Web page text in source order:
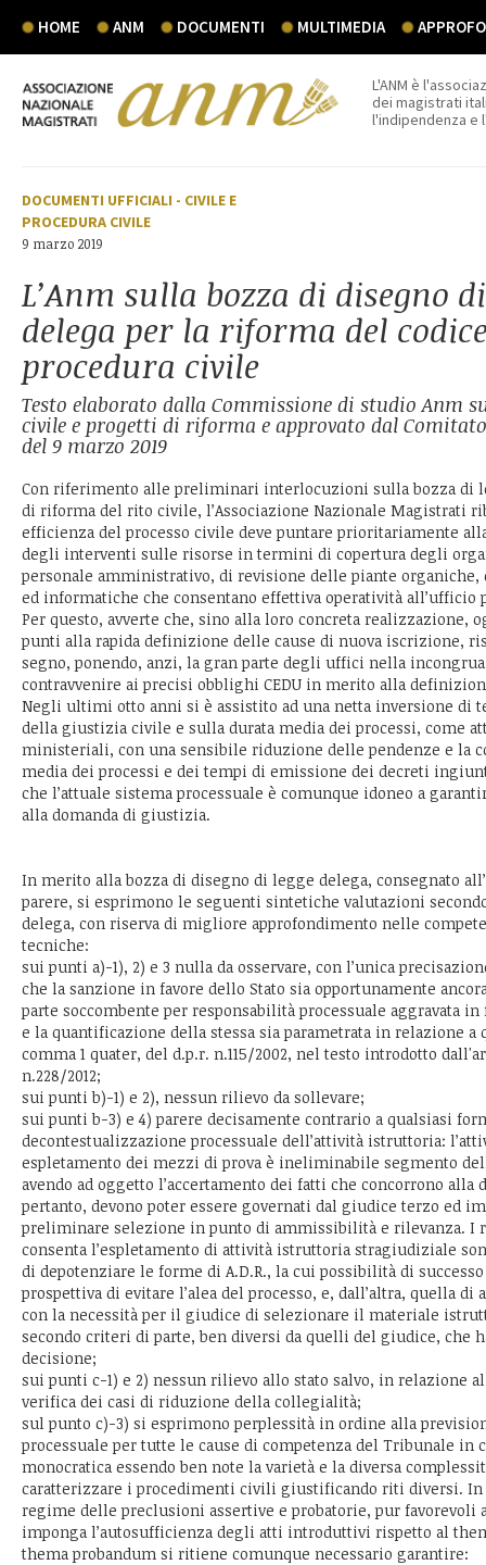
HOME ANM DOCUMENTI MULTIMEDIA
L'ANM è
dei magistrati
l'indipendenza e
DOCUMENTI UFFICIALI - CIVILE E
PROCEDURA CIVILE
9 marzo 2019
L’Anm sulla bozza di disegno
delega per la riforma del
procedura civile
Testo elaborato dalla Commissione di studio Anm
civile e progetti di riforma e approvato dal
del 9 marzo 2019
Con riferimento alle preliminari interlocuzioni sulla bozza di
di riforma del rito civile, l’Associazione Nazionale Magistrati
efficienza del processo civile deve puntare prioritariamente
degli interventi sulle risorse in termini di copertura degli
personale amministrativo, di revisione delle piante
ed informatiche che consentano effettiva operatività all’ufficio
Per questo, avverte che, sino alla loro concreta realizzazione,
punti alla rapida definizione delle cause di nuova iscrizione,
segno, ponendo, anzi, la gran parte degli uffici nella
contravvenire ai precisi obblighi CEDU in merito alla
Negli ultimi otto anni si è assistito ad una netta inversione di
della giustizia civile e sulla durata media dei processi, come
ministeriali, con una sensibile riduzione delle pendenze e la
media dei processi e dei tempi di emissione dei decreti
che l’attuale sistema processuale è comunque idoneo a
alla domanda di giustizia.
In merito alla bozza di disegno di legge delega, consegnato
parere, si esprimono le seguenti sintetiche valutazioni
delega, con riserva di migliore approfondimento nelle
tecniche:
sui punti a)-1), 2) e 3 nulla da osservare, con l’unica
che la sanzione in favore dello Stato sia opportunamente
parte soccombente per responsabilità processuale aggravata
e la quantificazione della stessa sia parametrata in relazione a
comma 1 quater, del d.p.r. n.115/2002, nel testo introdotto
n.228/2012;
sui punti b)-1) e 2), nessun rilievo da sollevare;
sui punti b-3) e 4) parere decisamente contrario a qualsiasi
decontestualizzazione processuale dell’attività istruttoria:
espletamento dei mezzi di prova è ineliminabile segmento
avendo ad oggetto l’accertamento dei fatti che concorrono alla
pertanto, devono poter essere governati dal giudice terzo ed
preliminare selezione in punto di ammissibilità e rilevanza. I
consenta l’espletamento di attività istruttoria stragiudiziale
di depotenziare le forme di A.D.R., la cui possibilità di
prospettiva di evitare l’alea del processo, e, dall’altra, quella di
con la necessità per il giudice di selezionare il materiale
secondo criteri di parte, ben diversi da quelli del giudice, che
decisione;
sui punti c-1) e 2) nessun rilievo allo stato salvo, in relazione
verifica dei casi di riduzione della collegialità;
sul punto c)-3) si esprimono perplessità in ordine alla
processuale per tutte le cause di competenza del Tribunale in
monocratica essendo ben note la varietà e la diversa
caratterizzare i procedimenti civili giustificando riti diversi. In
regime delle preclusioni assertive e probatorie, pur favorevoli
imponga l’autosufficienza degli atti introduttivi rispetto al
thema probandum si ritiene comunque necessario garantire: